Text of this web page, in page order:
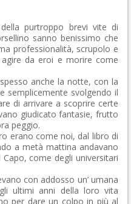
purtroppo brevi vite di
sanno benissimo che
professionalità, scrupolo e
da eroi e morire come
anche la notte, con la
semplicemente svolgendo il
di arrivare a scoprire certe
giudicato fantasie, frutto
peggio.
erano come noi, dal libro di
a metà mattina andavano
come degli universitari
con addosso un’ umana
ultimi anni della loro vita
per dare un colpo in più al